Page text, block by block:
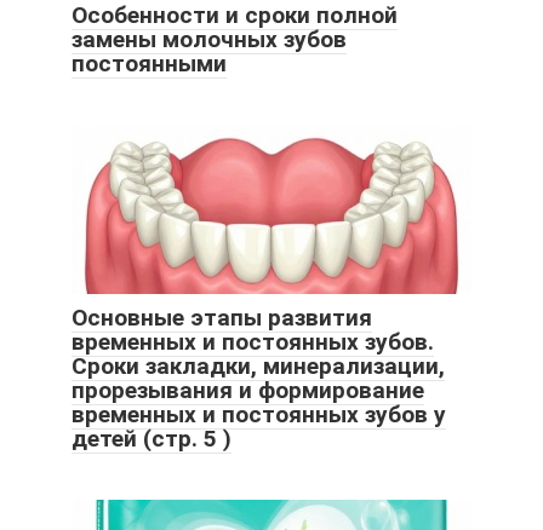
Особенности и сроки полной
замены молочных зубов
постоянными
Основные этапы развития
временных и постоянных зубов.
Сроки закладки, минерализации,
прорезывания и формирование
временных и постоянных зубов у
детей (стр. 5 )